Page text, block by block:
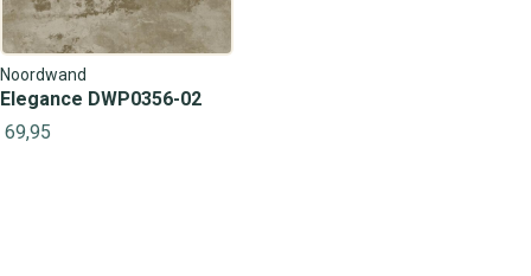
Noordwand
Elegance DWP0356-02
69,95